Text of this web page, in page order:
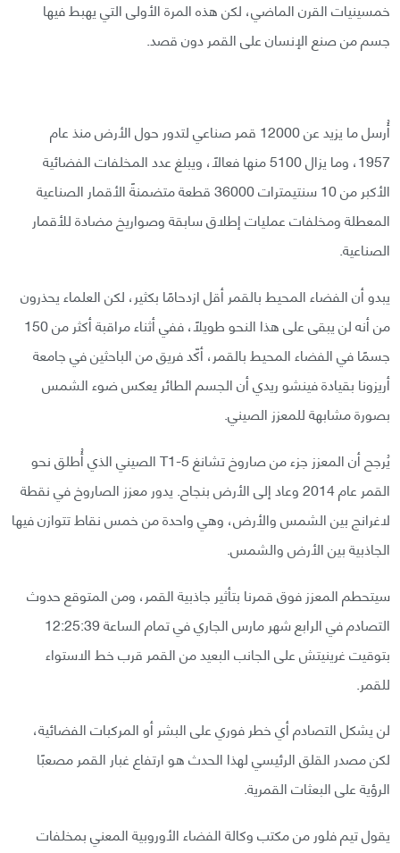
خمسينيات القرن الماضي، لكن هذه المرة الأولى التي يهبط فيها
جسم من صنع الإنسان على القمر دون قصد.
أُرسل ما يزيد عن 12000 قمر صناعي لتدور حول الأرض منذ عام
1957، وما يزال 5100 منها فعالًا، ويبلغ عدد المخلفات الفضائية
الأكبر من 10 سنتيمترات 36000 قطعة متضمنةً الأقمار الصناعية
المعطلة ومخلفات عمليات إطلاق سابقة وصواريخ مضادة للأقمار
الصناعية.
يبدو أن الفضاء المحيط بالقمر أقل ازدحامًا بكثير، لكن العلماء يحذرون
من أنه لن يبقى على هذا النحو طويلًا، ففي أثناء مراقبة أكثر من 150
جسمًا في الفضاء المحيط بالقمر، أكّد فريق من الباحثين في جامعة
أريزونا بقيادة فينشو ريدي أن الجسم الطائر يعكس ضوء الشمس
بصورة مشابهة للمعزز الصيني.
يُرجح أن المعزز جزء من صاروخ تشانغ T1-5 الصيني الذي أُطلق نحو
القمر عام 2014 وعاد إلى الأرض بنجاح. يدور معزز الصاروخ في نقطة
لاغرانج بين الشمس والأرض، وهي واحدة من خمس نقاط تتوازن فيها
الجاذبية بين الأرض والشمس.
سيتحطم المعزز فوق قمرنا بتأثير جاذبية القمر، ومن المتوقع حدوث
التصادم في الرابع شهر مارس الجاري في تمام الساعة 12:25:39
بتوقيت غرينيتش على الجانب البعيد من القمر قرب خط الاستواء
للقمر.
لن يشكل التصادم أي خطر فوري على البشر أو المركبات الفضائية،
لكن مصدر القلق الرئيسي لهذا الحدث هو ارتفاع غبار القمر مصعبًا
الرؤية على البعثات القمرية.
يقول تيم فلور من مكتب وكالة الفضاء الأوروبية المعني بمخلفات